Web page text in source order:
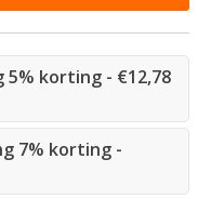
5% korting - €12,78
7% korting -